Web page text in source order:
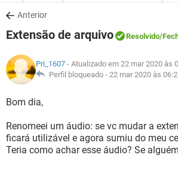
OUTLOOK
INSTAGRAM GMAIL
GUIA DE COMPRAS
JOGOS WHATSAPP
INSTAGRAM GMAIL
GUIA DE COMPRAS
DOWNLOADS
JOGOS
CELULAR
OUTLOOK EXCEL
INSTAGRAM
JOGOS
CELULAR
OUTLOOK
INSTAGRAM GMAIL
GUIA DE COMPRAS
GLOSSÁRIO
JOGOS
OUTLOOK EXCEL
GMAIL
Anterior
Extensão de arquivo Resolvido/
Pri_1607 - Atualizado em 22 mar 2020 às
Perfil bloqueado - 22 mar 2020 às
Bom dia,
Renomeei um áudio: se vc mudar a
ficará utilizável e agora sumiu do meu
Teria como achar esse áudio? Se